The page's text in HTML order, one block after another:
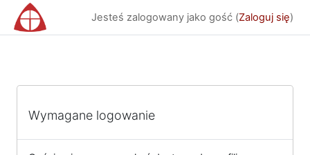
Przejdź do głównej zawartości
Jesteś zalogowany jako gość (Zaloguj się)
Wymagane logowanie